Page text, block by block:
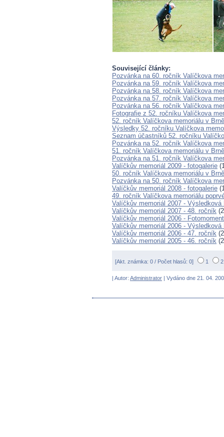
Související články:
Pozvánka na 60. ročník Valíčkova
Pozvánka na 59. ročník Valíčkova
Pozvánka na 58. ročník Valíčkova
Pozvánka na 57. ročník Valíčkova
Pozvánka na 56. ročník Valíčkova
Fotografie z 52. ročníku Valíčkova
52. ročník Valíčkova memoriálu v
Výsledky 52. ročníku Valíčkova
Seznam účastníků 52. ročníku
Pozvánka na 52. ročník Valíčkova
51. ročník Valíčkova memoriálu v
Pozvánka na 51. ročník Valíčkova
Valíčkův memoriál 2009 - fotogalerie
50. ročník Valíčkova memoriálu v
Pozvánka na 50. ročník Valíčkova
Valíčkův memoriál 2008 - fotogalerie
49. ročník Valíčkova memoriálu
Valíčkův memoriál 2007 - Výsledková
Valíčkův memoriál 2007 - 48. ročník
Valíčkův memoriál 2006 -
Valíčkův memoriál 2006 - Výsledková
Valíčkův memoriál 2006 - 47. ročník
Valíčkův memoriál 2005 - 46. ročník
[Akt. známka: 0 / Počet hlasů: 0] 1
| Autor: Administrator | Vydáno dne 21. 04.